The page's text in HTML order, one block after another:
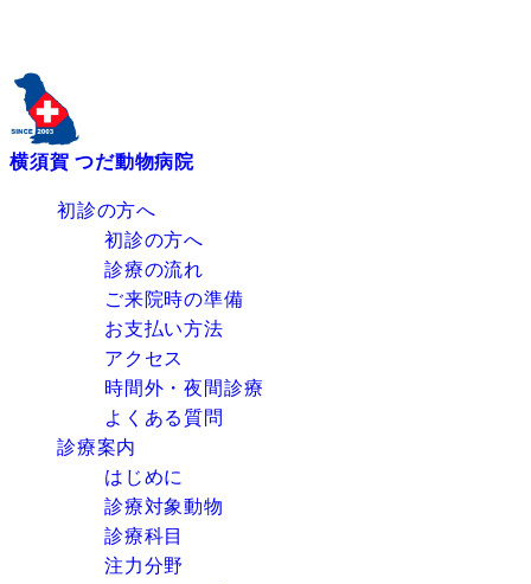
横須賀 つだ動物病院
初診の方へ
初診の方へ
診療の流れ
ご来院時の準備
お支払い方法
アクセス
時間外・夜間診療
よくある質問
診療案内
はじめに
診療対象動物
診療科目
注力分野